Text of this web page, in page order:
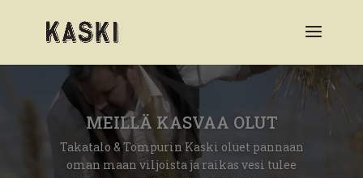
MEILLÄ KASVAA OLUT
Takatalo & Tompurin Kaski oluet pannaan
oman maan viljoista ja raikas vesi tulee